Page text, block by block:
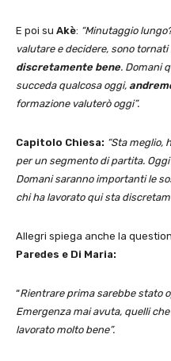
E poi su Akè: “Minutaggio
valutare e decidere, sono tornati
discretamente bene. Domani
succeda qualcosa oggi,
formazione valuterò oggi”.
Capitolo Chiesa: “Sta meglio,
per un segmento di partita.
Domani saranno importanti le
chi ha lavorato qui sta
Allegri spiega anche la
Paredes e Di Maria:
“Rientrare prima sarebbe stato
Emergenza mai avuta, quelli
lavorato molto bene”.